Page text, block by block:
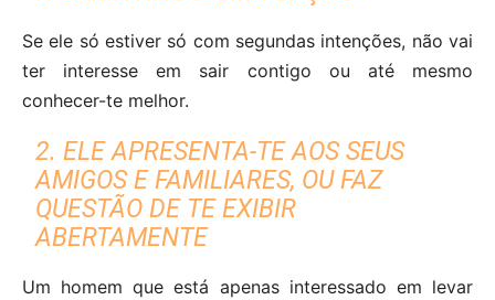
Se ele só estiver só com segundas intenções, não vai
ter interesse em sair contigo ou até mesmo
conhecer-te melhor.
2. ELE APRESENTA-TE AOS SEUS
AMIGOS E FAMILIARES, OU FAZ
QUESTÃO DE TE EXIBIR
ABERTAMENTE
Um homem que está apenas interessado em levar